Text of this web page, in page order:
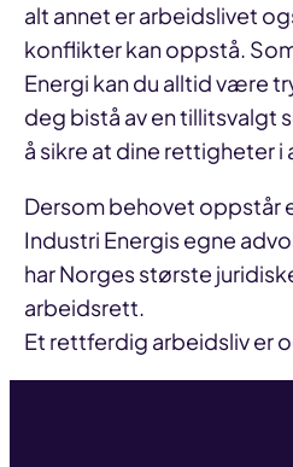
alt annet er arbeidslivet
konflikter kan oppstå.
Energi kan du alltid være
deg bistå av en tillitsvalgt
å sikre at dine rettigheter
Dersom behovet oppstår
Industri Energis egne
har Norges største
arbeidsrett.
Et rettferdig arbeidsliv er